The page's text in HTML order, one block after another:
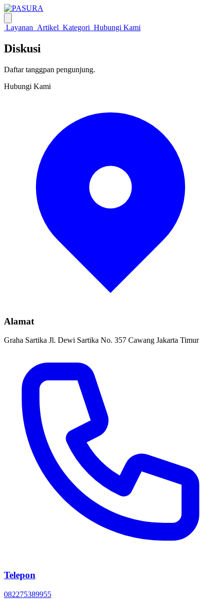
Layanan Artikel Kategori Hubungi Kami
Diskusi
Daftar tanggpan pengunjung.
Hubungi Kami
Alamat
Graha Sartika Jl. Dewi Sartika No. 357 Cawang Jakarta Timur
Telepon
082275389955